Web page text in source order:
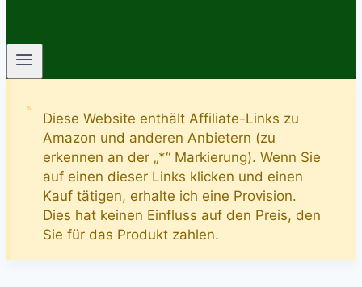
Diese Website enthält Affiliate-Links zu
Amazon und anderen Anbietern (zu
erkennen an der „*“ Markierung). Wenn Sie
auf einen dieser Links klicken und einen
Kauf tätigen, erhalte ich eine Provision.
Dies hat keinen Einfluss auf den Preis, den
Sie für das Produkt zahlen.